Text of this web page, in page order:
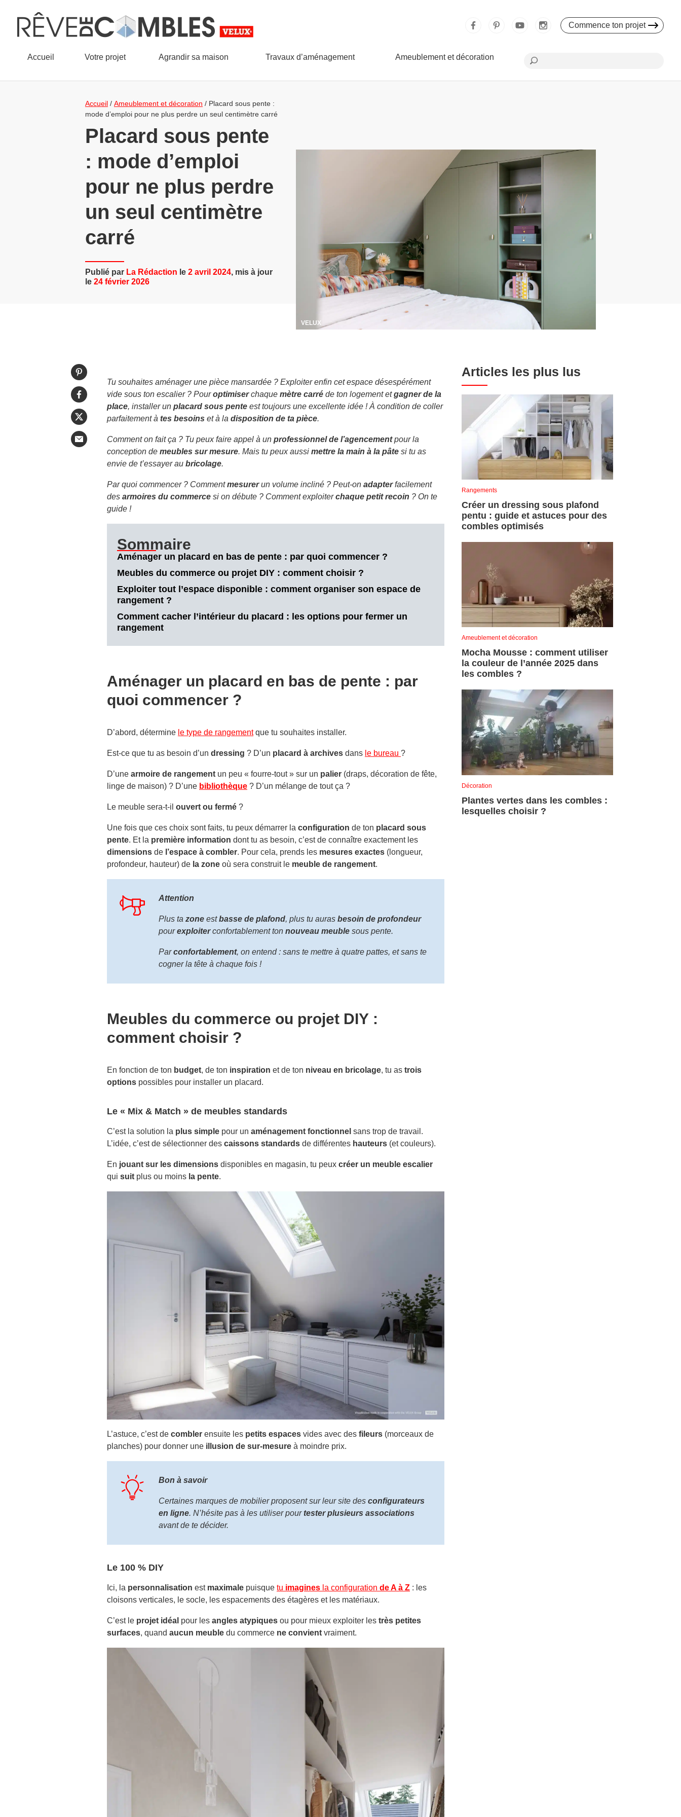
Accueil Votre projet Agrandir sa maison Travaux d’aménagement Ameublement et décoration
Commence ton projet
Accueil / Ameublement et décoration / Placard sous pente :
mode d’emploi pour ne plus perdre un seul centimètre carré
Placard sous pente
: mode d’emploi
pour ne plus perdre
un seul centimètre
carré
Publié par La Rédaction le 2 avril 2024, mis à jour
le 24 février 2026
VELUX
Tu souhaites aménager une pièce mansardée ? Exploiter enfin cet espace désespérément
vide sous ton escalier ? Pouroptimiserchaque mètre carré de ton logement etgagner de la
place, installer un placard sous pente est toujours une excellente idée ! À condition de coller
parfaitement à tes besoins et à la disposition de ta pièce.
Comment on fait ça ? Tu peux faire appel à un professionnel de l’agencementpour la
conception de meubles sur mesure. Mais tu peux aussi mettre la main à la pâte si tu as
envie de t’essayer au bricolage.
Par quoi commencer ? Commentmesurerun volume incliné ? Peut-on adapterfacilement
des armoires du commerce si on débute ? Comment exploiterchaque petit recoin ? On te
guide !
Sommaire
Aménager un placard en bas de pente : par quoi commencer ?
Meubles du commerce ou projet DIY : comment choisir ?
Exploiter tout l’espace disponible : comment organiser son espace de
rangement ?
Comment cacher l’intérieur du placard : les options pour fermer un
rangement
Aménager un placard en bas de pente : par
quoi commencer ?
D’abord, détermine le type de rangementque tu souhaites installer.
Est-ce que tu as besoin d’un dressing ? D’un placard à archives dans le bureau ?
D’une armoire de rangement un peu « fourre-tout » sur un palier (draps, décoration de fête,
linge de maison) ? D’une bibliothèque ? D’un mélange de tout ça ?
Le meuble sera-t-il ouvert ou fermé ?
Une fois que ces choix sont faits, tu peux démarrer la configuration de ton placard sous
pente. Et la première information dont tu as besoin, c’est de connaître exactement les
dimensions de l’espace à combler. Pour cela, prends les mesures exactes (longueur,
profondeur, hauteur) de la zone où sera construit le meuble de rangement.
Attention
Plus ta zone estbasse de plafond, plus tu auras besoin de profondeur
pourexploiterconfortablement ton nouveau meuble sous pente.
Parconfortablement, on entend : sans te mettre à quatre pattes, et sans te
cogner la tête à chaque fois !
Meubles du commerce ou projet DIY :
comment choisir ?
En fonction de ton budget, de ton inspiration et de ton niveau en bricolage, tu as trois
options possibles pour installer un placard.
Le « Mix & Match » de meubles standards
C’est la solution la plus simple pour un aménagement fonctionnel sans trop de travail.
L’idée, c’est de sélectionner des caissons standards de différentes hauteurs (et couleurs).
En jouant sur les dimensions disponibles en magasin, tu peux créer un meuble escalier
qui suit plus ou moins la pente.
L’astuce, c’est de combler ensuite les petits espaces vides avec des fileurs (morceaux de
planches) pour donner une illusion de sur-mesure à moindre prix.
Bon à savoir
Certaines marques de mobilier proposent sur leur site des configurateurs
en ligne. N’hésite pas à les utiliser pourtester plusieurs associations
avant de te décider.
Le 100 % DIY
Ici, la personnalisation est maximale puisque tu imagines la configuration de A à Z : les
cloisons verticales, le socle, les espacements des étagères et les matériaux.
C’est le projet idéal pour les angles atypiques ou pour mieux exploiter les très petites
surfaces, quand aucun meuble du commerce ne convient vraiment.
Articles les plus lus
Rangements
Créer un dressing sous plafond
pentu : guide et astuces pour des
combles optimisés
Ameublement et décoration
Mocha Mousse : comment utiliser
la couleur de l’année 2025 dans
les combles ?
Décoration
Plantes vertes dans les combles :
lesquelles choisir ?